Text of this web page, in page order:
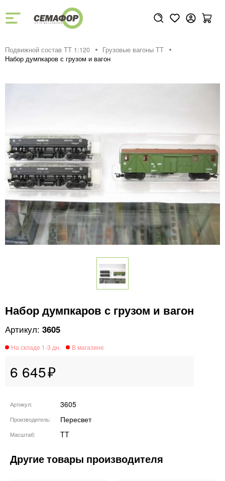
Подвижной состав ТТ 1:120
Грузовые вагоны ТТ
Набор думпкаров с грузом и вагон
Набор думпкаров с грузом и вагон
3605
6 645
Артикул 3605
Производитель Пересвет
Масштаб TT